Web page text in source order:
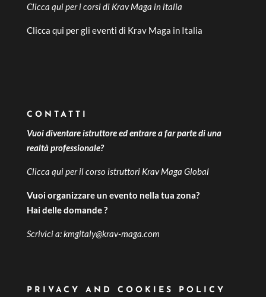
Clicca qui per icorsi di Krav Maga in italia
Clicca qui per gli eventi di Krav Maga in Italia
CONTATTI
Vuoi diventare istruttore ed entrare a far parte di una
realtà professionale?
Clicca qui per ilcorso istruttori Krav Maga Global
Vuoi organizzare un evento nella tua zona?
Hai delle domande ?
Scrivici a:kmgitaly@krav-maga.com
PRIVACY AND COOKIES POLICY